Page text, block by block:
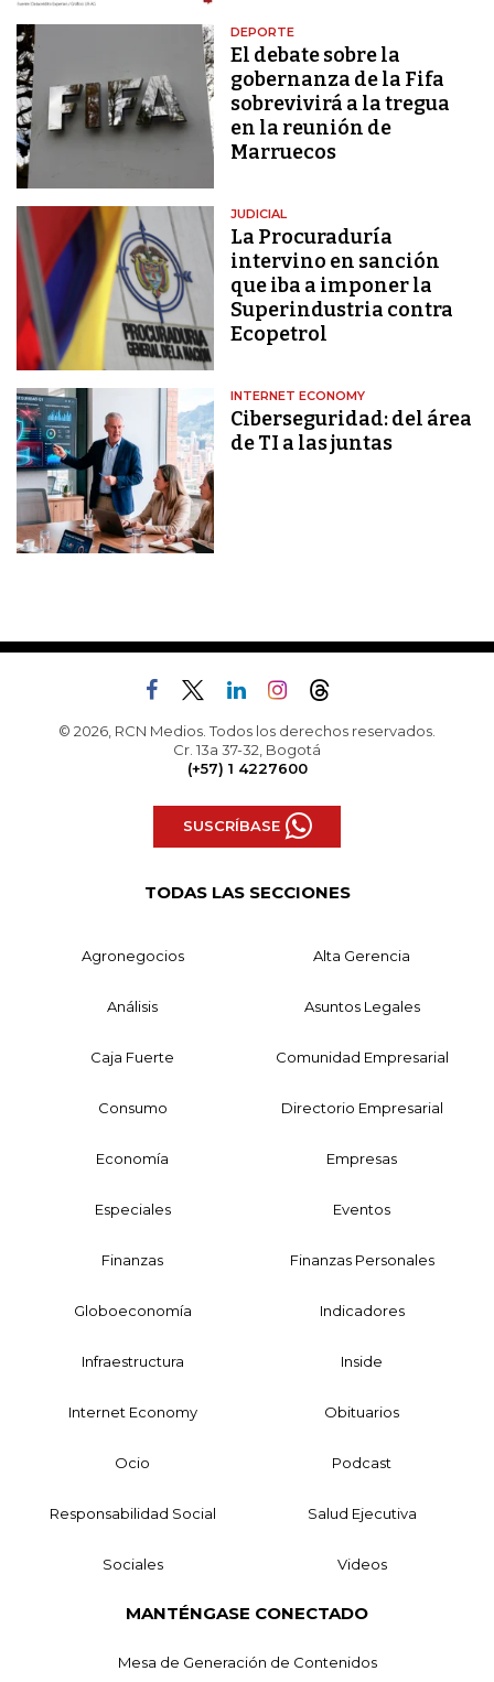
DEPORTE
El debate sobre la
gobernanza de la Fifa
sobrevivirá a la tregua
en la reunión de
Marruecos
JUDICIAL
La Procuraduría
intervino en sanción
que iba a imponer la
Superindustria contra
Ecopetrol
INTERNET ECONOMY
Ciberseguridad: del área
de TI a las juntas
© 2026, RCN Medios. Todos los derechos reservados.
Cr. 13a 37-32, Bogotá
(+57) 1 4227600
SUSCRÍBASE
TODAS LAS SECCIONES
Agronegocios Alta Gerencia
Análisis Asuntos Legales
Caja Fuerte Comunidad Empresarial
Consumo Directorio Empresarial
Economía Empresas
Especiales Eventos
Finanzas Finanzas Personales
Globoeconomía Indicadores
Infraestructura Inside
Internet Economy Obituarios
Ocio Podcast
Responsabilidad Social Salud Ejecutiva
Sociales Videos
MANTÉNGASE CONECTADO
Mesa de Generación de Contenidos